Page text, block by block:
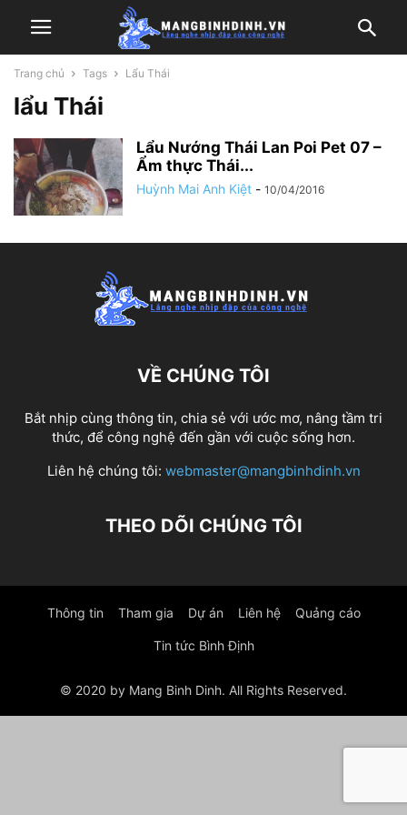
Trang chủ Tags Lẩu Thái
lẩu Thái
Lẩu Nướng Thái Lan Poi Pet 07 –
Ẩm thực Thái...
Huỳnh Mai Anh Kiệt - 10/04/2016
VỀ CHÚNG TÔI
Bắt nhịp cùng thông tin, chia sẻ với ước mơ, nâng tầm tri
thức, để công nghệ đến gần với cuộc sống hơn.
Liên hệ chúng tôi: webmaster@mangbinhdinh.vn
THEO DÕI CHÚNG TÔI
Thông tin Tham gia Dự án Liên hệ Quảng cáo
Tin tức Bình Định
© 2020 by Mang Binh Dinh. All Rights Reserved.